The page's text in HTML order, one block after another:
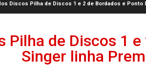
Discos Pilha de Discos 1 e 2 de Bordados e Ponto
Pilha de Discos 1
Singer linha